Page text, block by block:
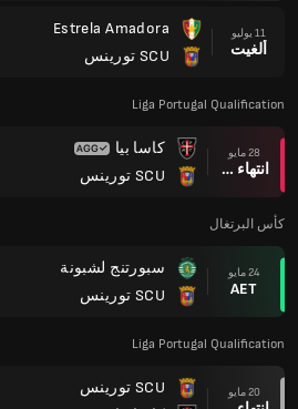
11 يوليو
ألغيت
Estrela Amadora
SCU تورينس
Liga Portugal Qualification
28 مايو
انتهاء وقت المباراة
كاسا بيا
SCU تورينس
كأس البرتغال
24 مايو
AET
سبورتنج لشبونة
SCU تورينس
Liga Portugal Qualification
20 مايو
SCU تورينس